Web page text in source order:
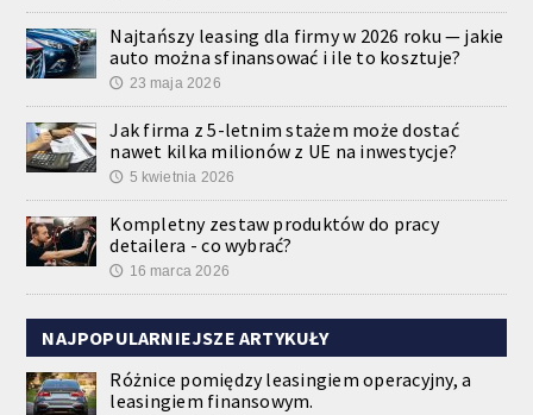
Najtańszy leasing dla firmy w 2026 roku — jakie
auto można sfinansować i ile to kosztuje?
🕔 23 maja 2026
Jak firma z 5-letnim stażem może dostać
nawet kilka milionów z UE na inwestycje?
🕔 5 kwietnia 2026
Kompletny zestaw produktów do pracy
detailera - co wybrać?
🕔 16 marca 2026
NAJPOPULARNIEJSZE ARTYKUŁY
Różnice pomiędzy leasingiem operacyjny, a
leasingiem finansowym.